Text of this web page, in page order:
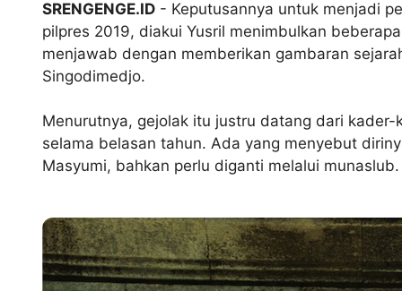
SRENGENGE.ID - Keputusannya untuk menjadi
pilpres 2019, diakui Yusril menimbulkan
menjawab dengan memberikan gambaran
Singodimedjo.
Menurutnya, gejolak itu justru datang dari
selama belasan tahun. Ada yang menyebut
Masyumi, bahkan perlu diganti melalui munaslub.